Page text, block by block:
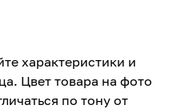
Пластмассы,
Полиэстер
характеристики и
Цвет товара на фото
по тону от